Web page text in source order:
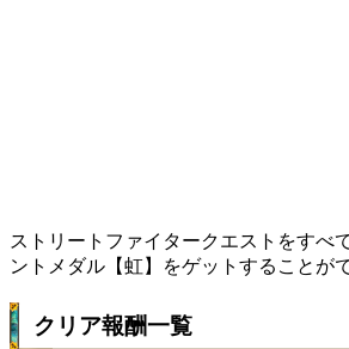
ストリートファイタークエストをすべ
ントメダル【虹】をゲットすることが
クリア報酬一覧